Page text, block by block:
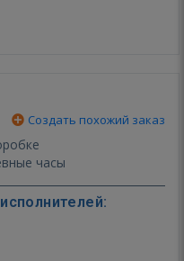
Создать похожий заказ
часы